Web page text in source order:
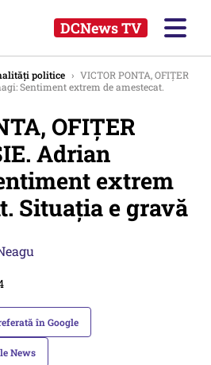
DCNews TV
politice › VICTOR PONTA, OFIȚER
Sentiment extrem de amestecat.
OFIȚER
Adrian
extrem
Situația e gravă
în Google
News